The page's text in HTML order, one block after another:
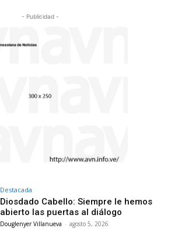
- Publicidad -
Destacada
Diosdado Cabello: Siempre le hemos
abierto las puertas al diálogo
Douglenyer Villanueva - agosto 5, 2026